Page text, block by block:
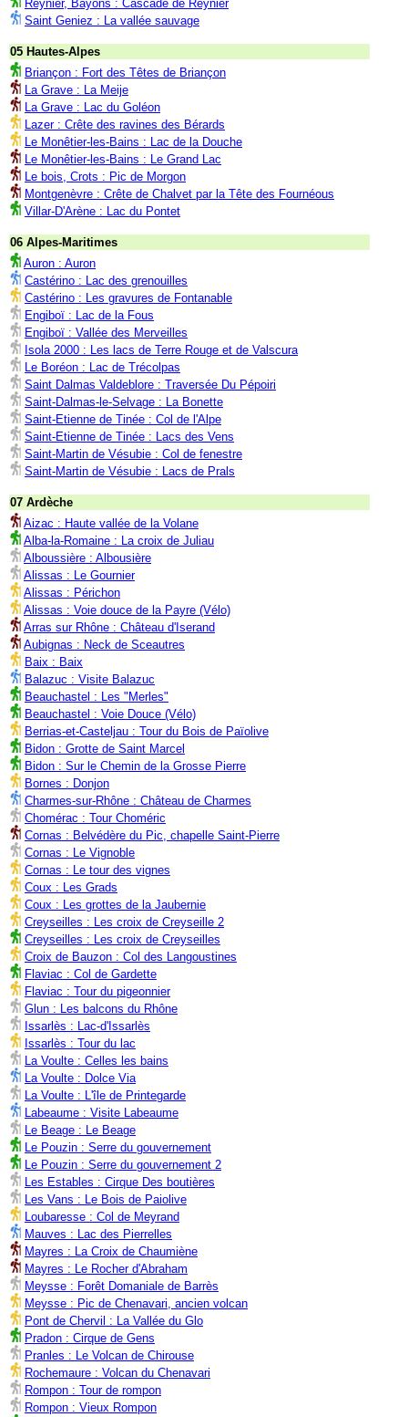
Reynier, Bayons : Cascade de Reynier
Saint Geniez : La vallée sauvage
05 Hautes-Alpes
Briançon : Fort des Têtes de Briançon
La Grave : La Meije
La Grave : Lac du Goléon
Lazer : Crête des ravines des Bérards
Le Monêtier-les-Bains : Lac de la Douche
Le Monêtier-les-Bains : Le Grand Lac
Le bois, Crots : Pic de Morgon
Montgenèvre : Crête de Chalvet par la Tête des Fournéous
Villar-D'Arène : Lac du Pontet
06 Alpes-Maritimes
Auron : Auron
Castérino : Lac des grenouilles
Castérino : Les gravures de Fontanable
Engiboï : Lac de la Fous
Engiboï : Vallée des Merveilles
Isola 2000 : Les lacs de Terre Rouge et de Valscura
Le Boréon : Lac de Trécolpas
Saint Dalmas Valdeblore : Traversée Du Pépoiri
Saint-Dalmas-le-Selvage : La Bonette
Saint-Etienne de Tinée : Col de l'Alpe
Saint-Etienne de Tinée : Lacs des Vens
Saint-Martin de Vésubie : Col de fenestre
Saint-Martin de Vésubie : Lacs de Prals
07 Ardèche
Aizac : Haute vallée de la Volane
Alba-la-Romaine : La croix de Juliau
Alboussière : Albousière
Alissas : Le Gournier
Alissas : Périchon
Alissas : Voie douce de la Payre (Vélo)
Arras sur Rhône : Château d'Iserand
Aubignas : Neck de Sceautres
Baix : Baix
Balazuc : Visite Balazuc
Beauchastel : Les "Merles"
Beauchastel : Voie Douce (Vélo)
Berrias-et-Casteljau : Tour du Bois de Païolive
Bidon : Grotte de Saint Marcel
Bidon : Sur le Chemin de la Grosse Pierre
Bornes : Donjon
Charmes-sur-Rhône : Château de Charmes
Chomérac : Tour Choméric
Cornas : Belvédère du Pic, chapelle Saint-Pierre
Cornas : Le Vignoble
Cornas : Le tour des vignes
Coux : Les Grads
Coux : Les grottes de la Jaubernie
Creyseilles : Les croix de Creyseille 2
Creyseilles : Les croix de Creyseilles
Croix de Bauzon : Col des Langoustines
Flaviac : Col de Gardette
Flaviac : Tour du pigeonnier
Glun : Les balcons du Rhône
Issarlès : Lac-d'Issarlès
Issarlès : Tour du lac
La Voulte : Celles les bains
La Voulte : Dolce Via
La Voulte : L'île de Printegarde
Labeaume : Visite Labeaume
Le Beage : Le Beage
Le Pouzin : Serre du gouvernement
Le Pouzin : Serre du gouvernement 2
Les Estables : Cirque Des boutières
Les Vans : Le Bois de Paiolive
Loubaresse : Col de Meyrand
Mauves : Lac des Pierrelles
Mayres : La Croix de Chaumiène
Mayres : Le Rocher d'Abraham
Meysse : Forêt Domaniale de Barrès
Meysse : Pic de Chenavari, ancien volcan
Pont de Chervil : La Vallée du Glo
Pradon : Cirque de Gens
Pranles : Le Volcan de Chirouse
Rochemaure : Volcan du Chenavari
Rompon : Tour de rompon
Rompon : Vieux Rompon